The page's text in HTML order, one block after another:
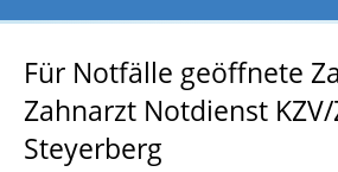
Für Notfälle geöffnete
Zahnarzt Notdienst
Steyerberg